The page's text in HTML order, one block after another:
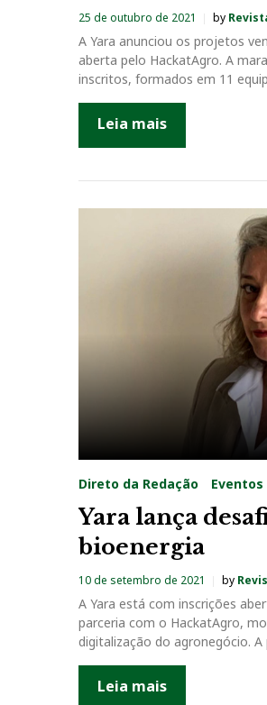
25 de outubro de 2021 by
A Yara anunciou os projetos
aberta pelo HackatAgro. A
inscritos, formados em 11
Leia mais
Direto da Redação Eventos
Yara lança
bioenergia
10 de setembro de 2021 by
A Yara está com inscrições
parceria com o HackatAgro,
digitalização do agronegócio.
Leia mais